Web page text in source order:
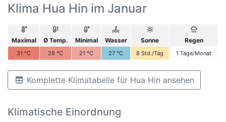
Klima Hua Hin im Januar
Maximal Ø Temp. Minimal Wasser Sonne Regen
31 °C 26 °C 21 °C 27 °C 8 Std./Tag 1 Tage/Monat
Komplette Klimatabelle für Hua Hin ansehen
Klimatische Einordnung